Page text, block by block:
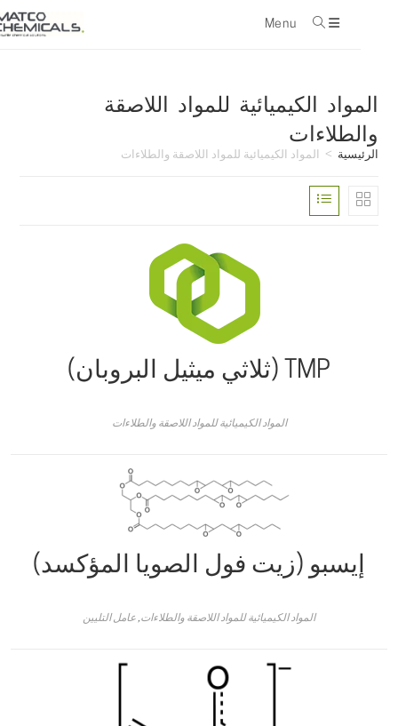
Menu
المواد الكيميائية للمواد اللاصقة
والطلاءات
الرئيسية > المواد الكيميائية للمواد اللاصقة والطلاءات
TMP (ثلاثي ميثيل البروبان)
المواد الكيميائية للمواد اللاصقة والطلاءات
إيسبو (زيت فول الصويا المؤكسد)
المواد الكيميائية للمواد اللاصقة والطلاءات,عامل التليين